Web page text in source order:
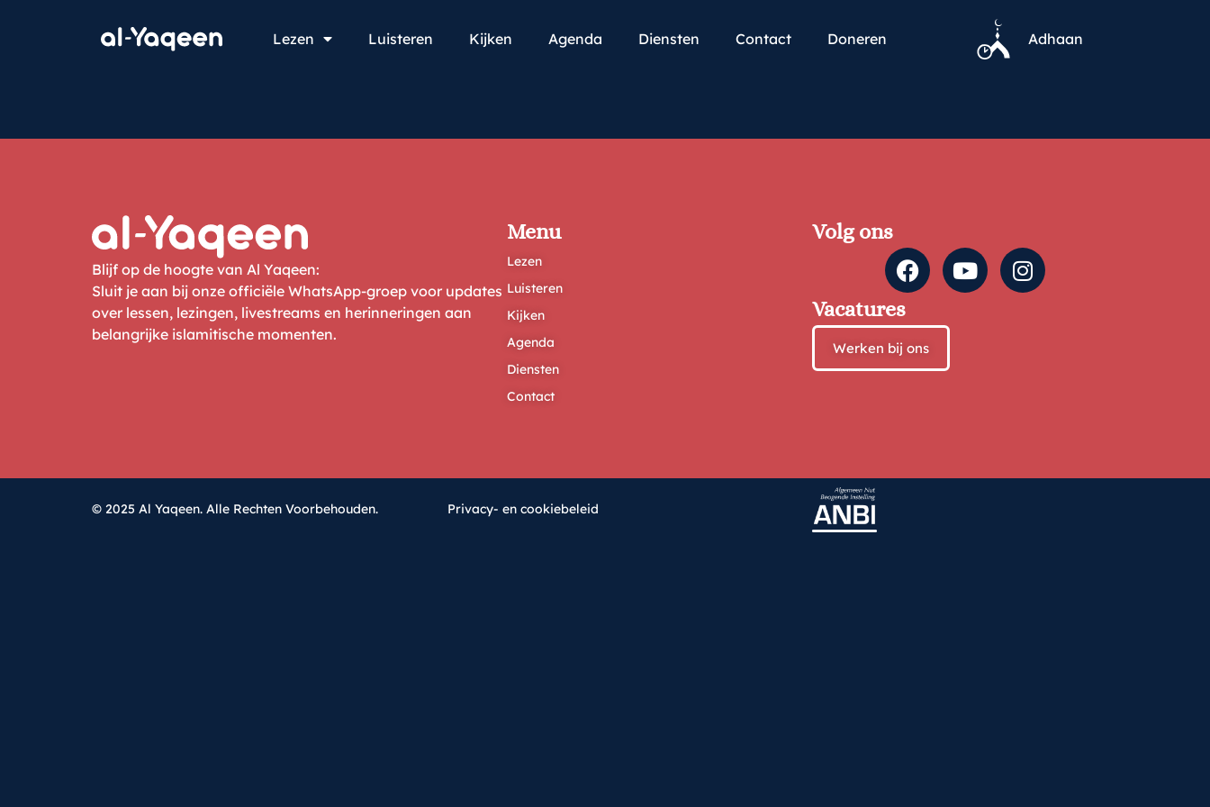
Lezen Luisteren Kijken Agenda Diensten Contact Doneren Adhaan
Blijf op de hoogte van Al Yaqeen:
Sluit je aan bij onze officiële WhatsApp-groep voor updates
over lessen, lezingen, livestreams en herinneringen aan
belangrijke islamitische momenten.
Menu
Lezen
Luisteren
Kijken
Agenda
Diensten
Contact
Volg ons
Vacatures
Werken bij ons
© 2025 Al Yaqeen. Alle Rechten Voorbehouden. Privacy- en cookiebeleid